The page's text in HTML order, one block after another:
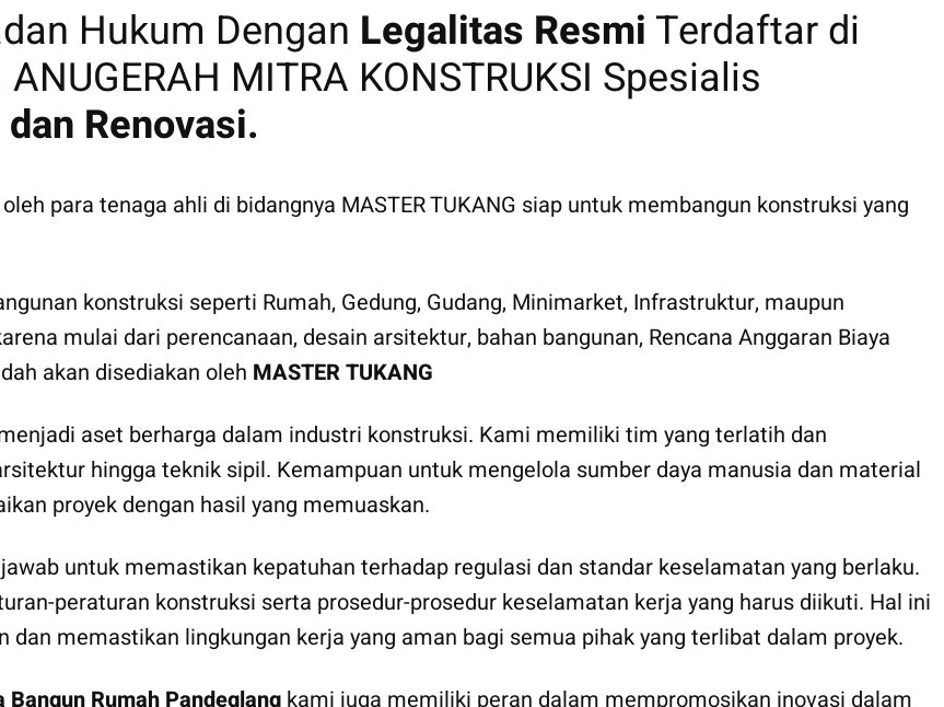
Hukum Dengan Legalitas ResmiTerdaftar di
MITRA KONSTRUKSI Spesialis
Renovasi.
para tenaga ahli di bidangnya MASTER TUKANG siap untuk membangun konstruksi yang
konstruksi seperti Rumah, Gedung, Gudang, Minimarket, Infrastruktur, maupun
mulai dari perencanaan, desain arsitektur, bahan bangunan, Rencana Anggaran Biaya
akan disediakan oleh MASTER TUKANG
aset berharga dalam industri konstruksi. Kami memiliki tim yang terlatih dan
hingga teknik sipil. Kemampuan untuk mengelola sumber daya manusia dan material
proyek dengan hasil yang memuaskan.
untuk memastikan kepatuhan terhadap regulasi dan standar keselamatan yang berlaku.
peraturan konstruksi serta prosedur-prosedur keselamatan kerja yang harus diikuti. Hal ini
memastikan lingkungan kerja yang aman bagi semua pihak yang terlibat dalam proyek.
Bangun Rumah Pandeglang kami juga memiliki peran dalam mempromosikan inovasi dalam